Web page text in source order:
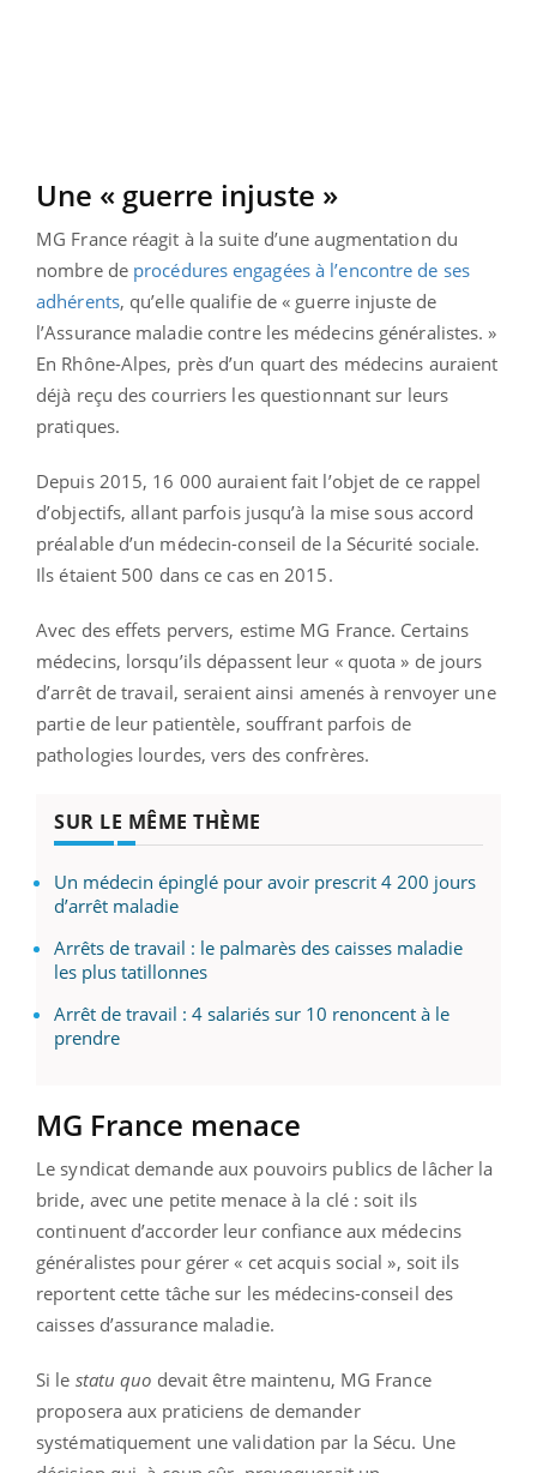
Une « guerre injuste »
MG France réagit à la suite d’une augmentation du
nombre de procédures engagées à l’encontre de ses
adhérents, qu’elle qualifie de « guerre injuste de
l’Assurance maladie contre les médecins généralistes. »
En Rhône-Alpes, près d’un quart des médecins auraient
déjà reçu des courriers les questionnant sur leurs
pratiques.
Depuis 2015, 16 000 auraient fait l’objet de ce rappel
d’objectifs, allant parfois jusqu’à la mise sous accord
préalable d’un médecin-conseil de la Sécurité sociale.
Ils étaient 500 dans ce cas en 2015.
Avec des effets pervers, estime MG France. Certains
médecins, lorsqu’ils dépassent leur « quota » de jours
d’arrêt de travail, seraient ainsi amenés à renvoyer une
partie de leur patientèle, souffrant parfois de
pathologies lourdes, vers des confrères.
SUR LE MÊME THÈME
Un médecin épinglé pour avoir prescrit 4 200 jours
d’arrêt maladie
Arrêts de travail : le palmarès des caisses maladie
les plus tatillonnes
Arrêt de travail : 4 salariés sur 10 renoncent à le
prendre
MG France menace
Le syndicat demande aux pouvoirs publics de lâcher la
bride, avec une petite menace à la clé : soit ils
continuent d’accorder leur confiance aux médecins
généralistes pour gérer « cet acquis social », soit ils
reportent cette tâche sur les médecins-conseil des
caisses d’assurance maladie.
Si le statu quo devait être maintenu, MG France
proposera aux praticiens de demander
systématiquement une validation par la Sécu. Une